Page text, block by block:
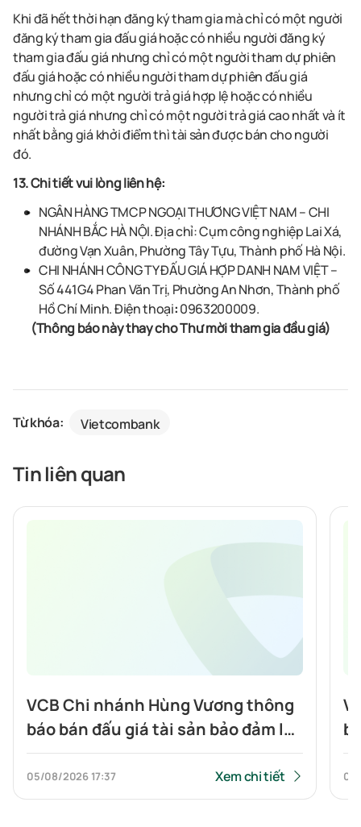
Khi đã hết thời hạn đăng ký tham gia mà chỉ có một người
đăng ký tham gia đấu giá hoặc có nhiều người đăng ký
tham gia đấu giá nhưng chỉ có một người tham dự phiên
đấu giá hoặc có nhiều người tham dự phiên đấu giá
nhưng chỉ có một người trả giá hợp lệ hoặc có nhiều
người trả giá nhưng chỉ có một người trả giá cao nhất và ít
nhất bằng giá khởi điểm thì tài sản được bán cho người
đó.
13. Chi tiết vui lòng liên hệ:
NGÂN HÀNG TMCP NGOẠI THƯƠNG VIỆT NAM – CHI
NHÁNH BẮC HÀ NỘI. Địa chỉ: Cụm công nghiệp Lai Xá,
đường Vạn Xuân, Phường Tây Tựu, Thành phố Hà Nội.
CHI NHÁNH CÔNG TY ĐẤU GIÁ HỢP DANH NAM VIỆT –
Số 441G4 Phan Văn Trị, Phường An Nhơn, Thành phố
Hồ Chí Minh. Điện thoại:0963200009.
(Thông báo này thay cho Thư mời tham gia đầu giá)
Từ khóa: Vietcombank
Tin liên quan
VCB Chi nhánh Hùng Vương thông
báo bán đấu giá tài sản bảo đảm là
Bất Động sản: Quyền sử dụng đất
và tài sản gắn liền với đất tại địa
chỉ số 78 đường N2, Khu phố 3,
05/08/2026 17:37 Xem chi tiết